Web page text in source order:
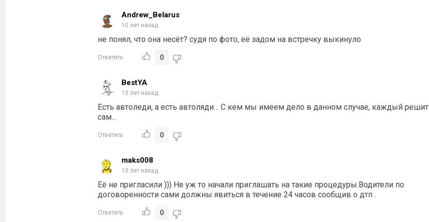
Andrew_Belarus
10 лет назад
не понял, что она несёт? судя по фото, её задом на встречку выкинуло
Ответить 0
BestYA
10 лет назад
Есть автоледи, а есть автоляди… С кем мы имеем дело в данном случае, каждый решит
сам…
Ответить 0
maks008
10 лет назад
Её не пригласили ))) Не уж то начали приглашать на такие процедуры.Водители по
договоренности сами должны явиться в течение 24 часов сообщив о дтп .
Ответить 0